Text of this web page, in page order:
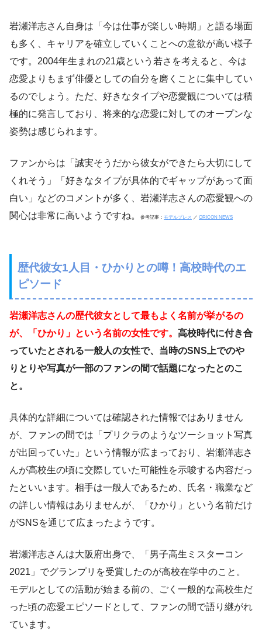
岩瀬洋志さん自身は「今は仕事が楽しい時期」と語る場面
も多く、キャリアを確立していくことへの意欲が高い様子
です。2004年生まれの21歳という若さを考えると、今は
恋愛よりもまず俳優としての自分を磨くことに集中してい
るのでしょう。ただ、好きなタイプや恋愛観については積
極的に発言しており、将来的な恋愛に対してのオープンな
姿勢は感じられます。
ファンからは「誠実そうだから彼女ができたら大切にして
くれそう」「好きなタイプが具体的でギャップがあって面
白い」などのコメントが多く、岩瀬洋志さんの恋愛観への
関心は非常に高いようですね。
参考記事： モデルプレス ／ ORICON NEWS
歴代彼女1人目・ひかりとの噂！高校時代のエ
ピソード
岩瀬洋志さんの歴代彼女として最もよく名前が挙がるの
が、「ひかり」という名前の女性です。 高校時代に付き合
っていたとされる一般人の女性で、当時のSNS上でのや
りとりや写真が一部のファンの間で話題になったとのこ
と。
具体的な詳細については確認された情報ではありません
が、ファンの間では「プリクラのようなツーショット写真
が出回っていた」という情報が広まっており、岩瀬洋志さ
んが高校生の頃に交際していた可能性を示唆する内容だっ
たといいます。相手は一般人であるため、氏名・職業など
の詳しい情報はありませんが、「ひかり」という名前だけ
がSNSを通じて広まったようです。
岩瀬洋志さんは大阪府出身で、「男子高生ミスターコン
2021」でグランプリを受賞したのが高校在学中のこと。
モデルとしての活動が始まる前の、ごく一般的な高校生だ
った頃の恋愛エピソードとして、ファンの間で語り継がれ
ています。